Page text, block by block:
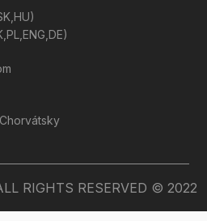
RIGHTS RESERVED © 2022